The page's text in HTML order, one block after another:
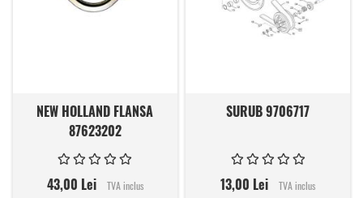
NEW HOLLAND FLANSA
87623202
43,00 Lei TVA inclus
SURUB 9706717
13,00 Lei TVA inclus